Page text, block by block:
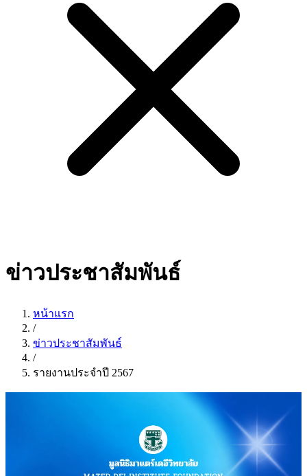
ข่าวประชาสัมพันธ์
หน้าแรก
/
ข่าวประชาสัมพันธ์
/
รายงานประจำปี 2567